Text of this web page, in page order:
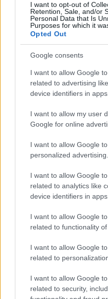
I want to opt-out of
Retention, Sale, and/or
Personal Data that Is
Purposes for which it
Opted Out
Google consents
I want to allow Google
related to advertising
device identifiers in apps.
I want to allow my user
Google for online
I want to allow Google
personalized advertising.
I want to allow Google
related to analytics like
device identifiers in apps.
I want to allow Google
related to functionality
I want to allow Google
related to
I want to allow Google
related to security,
„Attól féltem, nem
vallomást tett Nyári
Az RTL Híradó riportja
állatmentők hozták ki a